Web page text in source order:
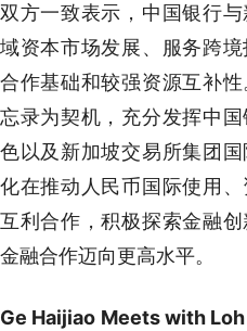
双方一致表示，中国银行
域资本市场发展、服务跨
合作基础和较强资源互补
忘录为契机，充分发挥中
色以及新加坡交易所集团
化在推动人民币国际使用
互利合作，积极探索金融
金融合作迈向更高水平。
Ge Haijiao Meets with